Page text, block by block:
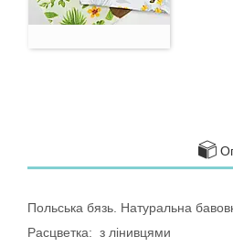
Польська бязь. Натуральна
Расцветка: з лінивцями